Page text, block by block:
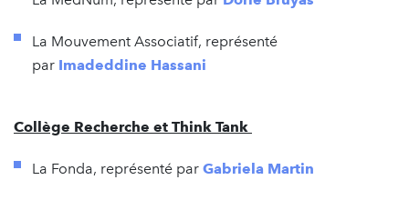
La Mouvement Associatif, représenté
par Imadeddine Hassani
Collège Recherche et Think Tank
La Fonda, représenté par Gabriela Martin